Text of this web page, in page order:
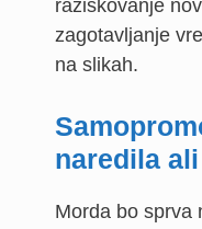
raziskovanje
zagotavljanje
na slikah.
naredila
Morda bo sprva